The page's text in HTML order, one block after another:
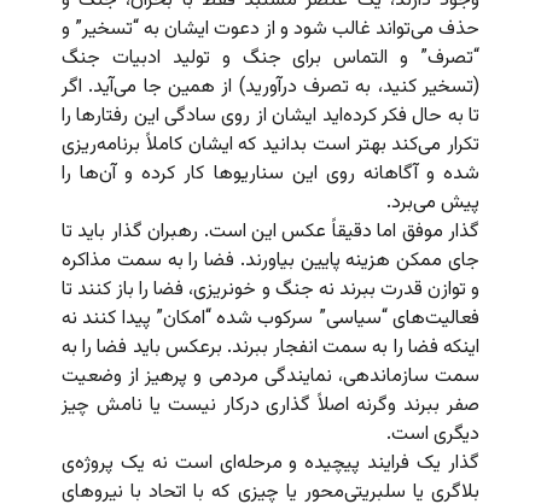
حذف می‌تواند غالب شود و از دعوت ایشان به “تسخیر” و
“تصرف” و التماس برای جنگ و تولید ادبیات جنگ
(تسخیر کنید، به تصرف درآورید) از همین جا می‌آید. اگر
تا به حال فکر کرده‌اید ایشان از روی سادگی این رفتارها را
تکرار می‌کند بهتر است بدانید که ایشان کاملاً برنامه‌ریزی
شده و آگاهانه روی این سناریوها کار کرده و آن‌ها را
پیش می‌برد.
گذار موفق اما دقیقاً عکس این است. رهبران گذار باید تا
جای ممکن هزینه پایین بیاورند. فضا را به سمت مذاکره
و توازن قدرت ببرند نه جنگ و خونریزی، فضا را باز کنند تا
فعالیت‌های “سیاسی” سرکوب شده “امکان” پیدا کنند نه
اینکه فضا را به سمت انفجار ببرند. برعکس باید فضا را به
سمت سازماندهی، نمایندگی مردمی و پرهیز از وضعیت
صفر ببرند وگرنه اصلاً ‌گذاری درکار نیست یا نامش چیز
دیگری است.
گذار یک فرایند پیچیده و مرحله‌ای است نه یک پروژه‌ی
بلاگری یا سلبریتی‌محور یا چیزی که با اتحاد با نیروهای